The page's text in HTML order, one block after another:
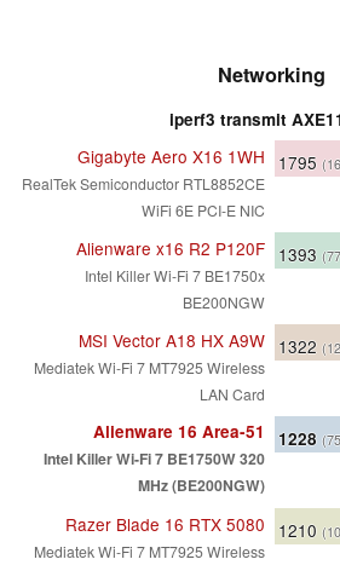
Networking
iperf3 transmit
Gigabyte Aero X16 1WH
RealTek Semiconductor RTL8852CE
WiFi 6E PCI-E NIC
1795
Alienware x16 R2 P120F
Intel Killer Wi-Fi 7 BE1750x
BE200NGW
1393
MSI Vector A18 HX A9W
Mediatek Wi-Fi 7 MT7925 Wireless
LAN Card
1322
Alienware 16 Area-51
Intel Killer Wi-Fi 7 BE1750W 320
MHz (BE200NGW)
1228
Razer Blade 16 RTX 5080
Mediatek Wi-Fi 7 MT7925 Wireless
1210